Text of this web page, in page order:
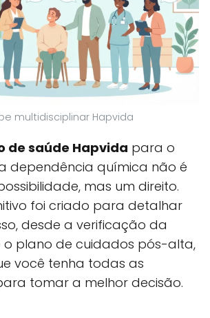
multidisciplinar Hapvida
de saúde Hapvida para o
dependência química não é
mas um direito.
foi criado para detalhar
desde a verificação da
plano de cuidados pós-alta,
você tenha todas as
tomar a melhor decisão.